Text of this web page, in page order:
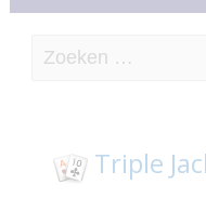
Zoeken
Triple